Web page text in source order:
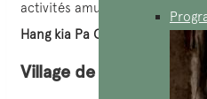
activités amusantes et
Hang kia Pa Co
est
Village de Ban Ai